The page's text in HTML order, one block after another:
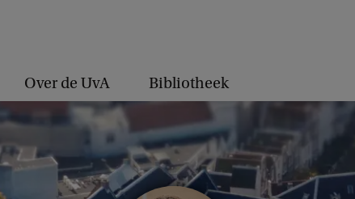
Over de UvA Bibliotheek